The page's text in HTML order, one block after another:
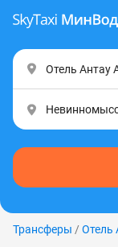
Трансферы / Отель